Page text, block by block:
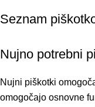
Seznam
Nujno potrebni
Nujni piškotki
omogočajo osnovne